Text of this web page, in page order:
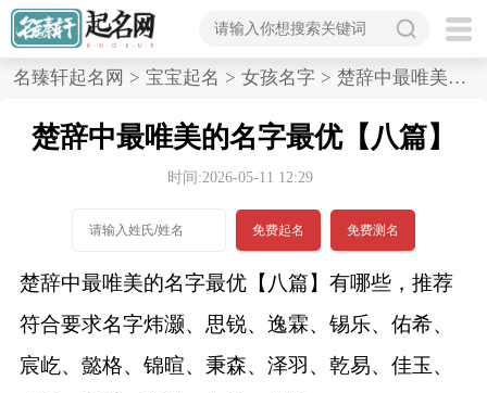
首
宝
名
名臻轩起名网 > 宝宝起名 > 女孩名字 > 楚辞中最唯美的名字最优,八篇
楚辞中最唯美的名字最优【八篇】
时间:2026-05-11 12:29
免费起名 免费测名
楚辞中最唯美的名字最优【八篇】有哪些，推荐
符合要求名字炜灏、思锐、逸霖、锡乐、佑希、
宸屹、懿格、锦暄、秉森、泽羽、乾易、佳玉、